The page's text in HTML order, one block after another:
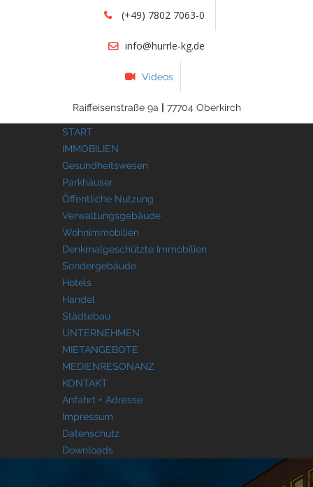
(+49) 7802 7063-0
info@hurrle-kg.de
Videos
Raiffeisenstraße 9a | 77704 Oberkirch
START
IMMOBILIEN
Gesundheitswesen
Parkhäuser
Öffentliche Nutzung
Verwaltungsgebäude
Wohnimmobilien
Denkmalgeschützte Immobilien
Sondergebäude
Hotels
Handel
Städtebau
UNTERNEHMEN
MIETANGEBOTE
MEDIENRESONANZ
KONTAKT
Anfahrt + Adresse
Impressum
Datenschutz
Downloads